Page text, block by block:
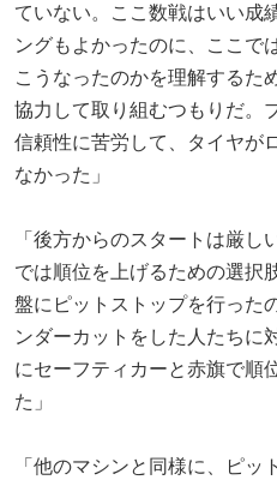
ていない。ここ数戦はいい成
ングもよかったのに、ここで
こうなったのかを理解するた
協力して取り組むつもりだ。
信頼性に苦労して、タイヤが
なかった」
「後方からのスタートは厳し
では順位を上げるための選択
盤にピットストップを行った
ンダーカットをした人たちに
にセーフティカーと赤旗で順
た」
「他のマシンと同様に、ピッ